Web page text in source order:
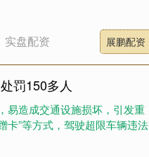
实盘配资 展鹏配资
罚150多人
易造成交通设施损坏，引发重
卡”等方式，驾驶超限车辆违法